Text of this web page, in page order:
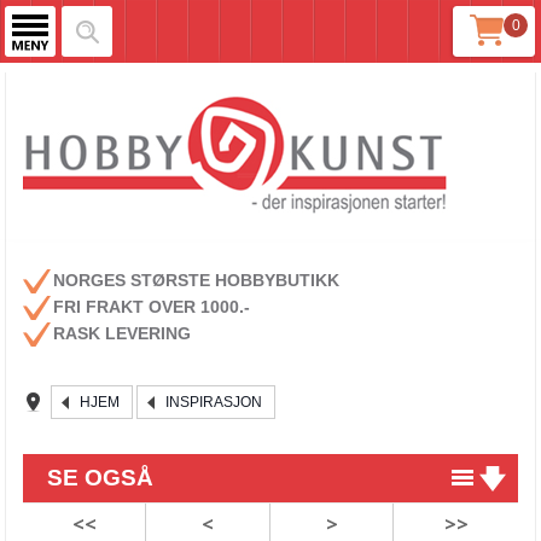
0
NORGES STØRSTE HOBBYBUTIKK
FRI FRAKT OVER 1000.-
RASK LEVERING
HJEM INSPIRASJON
SE OGSÅ
Lag julepynt med barna
<< < > >>